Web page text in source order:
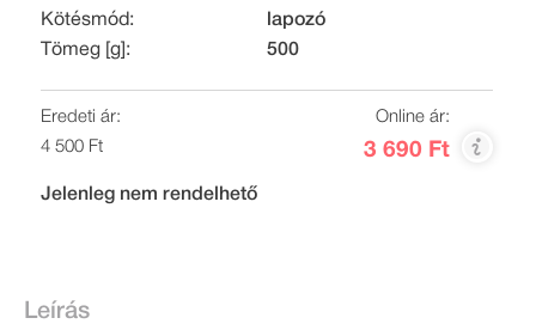
Kötésmód:
lapozó
Tömeg [g]:
500
Eredeti ár:
4 500 Ft
Online ár:
3 690 Ft
Jelenleg nem rendelhető
Leírás